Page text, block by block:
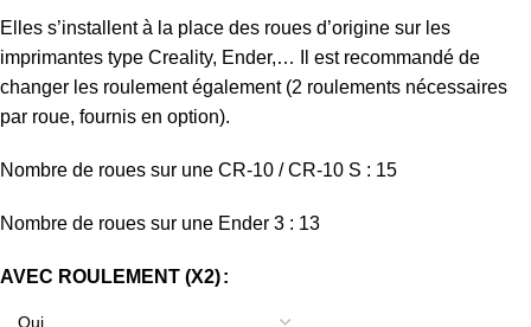
Elles s’installent à la place des roues d’origine sur les
imprimantes type Creality, Ender,… Il est recommandé de
changer les roulement également (2 roulements nécessaires
par roue, fournis en option).
Nombre de roues sur une CR-10 / CR-10 S : 15
Nombre de roues sur une Ender 3 : 13
AVEC ROULEMENT (X2)